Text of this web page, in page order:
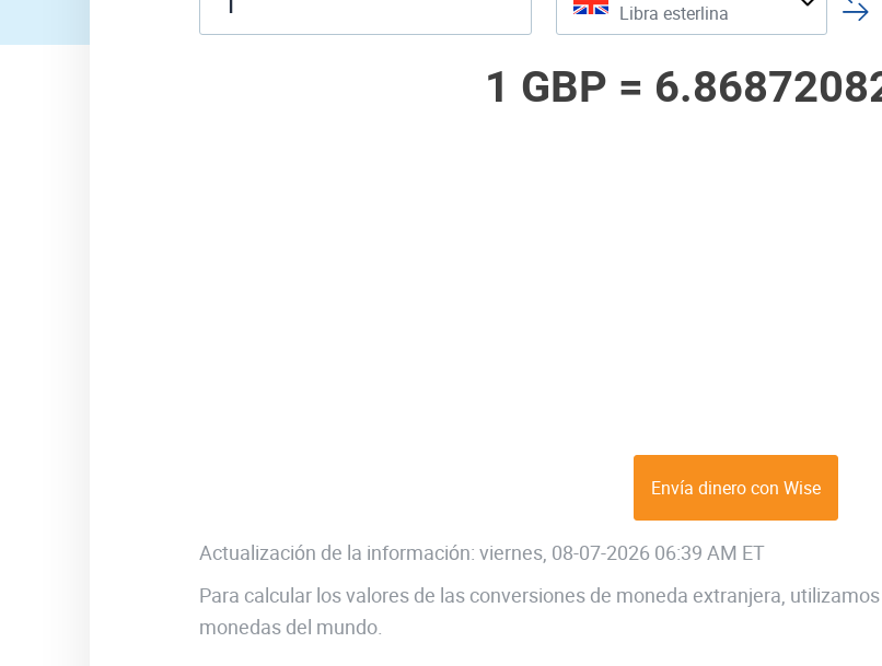
Libra esterlina
1 GBP =
Envía dinero con Wise
Actualización de la información: viernes, 08-07-2026 06:39 AM ET
Para calcular los valores de las conversiones de moneda extranjera,
monedas del mundo.